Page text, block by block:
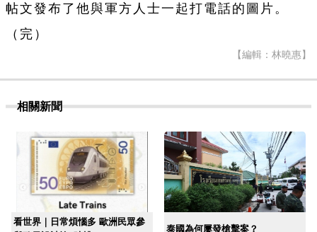
帖文發布了他與軍方人士一起打電話的圖片。
（完）
【編輯：林曉惠】
相關新聞
看世界｜日常煩惱多 歐洲民眾參
泰國為何屢發槍擊案？